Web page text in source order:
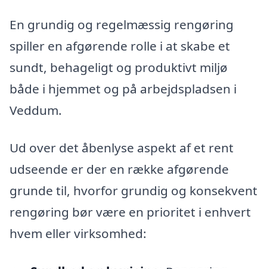
En grundig og regelmæssig rengøring
spiller en afgørende rolle i at skabe et
sundt, behageligt og produktivt miljø
både i hjemmet og på arbejdspladsen i
Veddum.
Ud over det åbenlyse aspekt af et rent
udseende er der en række afgørende
grunde til, hvorfor grundig og konsekvent
rengøring bør være en prioritet i enhvert
hvem eller virksomhed: